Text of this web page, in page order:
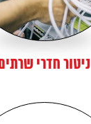
ניטור חדרי